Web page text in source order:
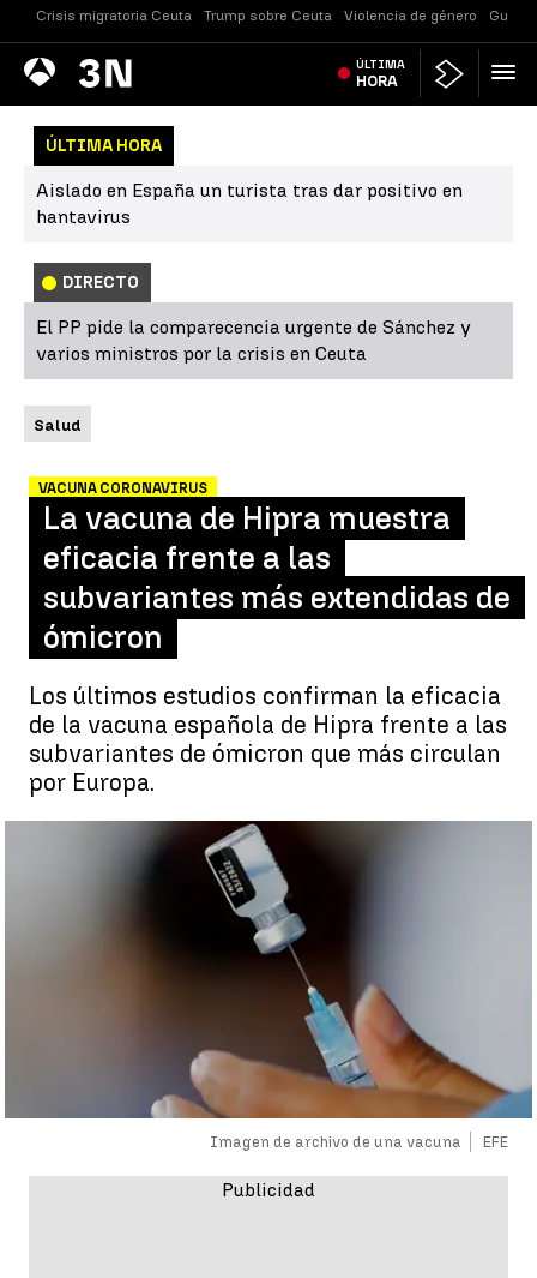
Crisis migratoria Ceuta Trump sobre Ceuta Violencia de género
Antena
3 Noticias ÚLTIMA
HORA
ÚLTIMA HORA
Aislado en España un turista tras dar positivo en
hantavirus
DIRECTO
El PP pide la comparecencia urgente de Sánchez y
varios ministros por la crisis en Ceuta
Salud
VACUNA CORONAVIRUS
La vacuna de Hipra muestra
eficacia frente a las
subvariantes más extendidas de
ómicron
Los últimos estudios confirman la eficacia
de la vacuna española de Hipra frente a las
subvariantes de ómicron que más circulan
por Europa.
Imagen de archivo de una vacuna EFE